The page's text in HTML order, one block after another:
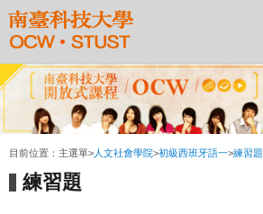
:::
目前位置： 主選單> 人文社會學院>初級西班牙語一>練習題
練習題